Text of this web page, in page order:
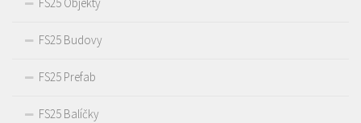
FS25 Budovy
FS25 Prefab
FS25 Balíčky